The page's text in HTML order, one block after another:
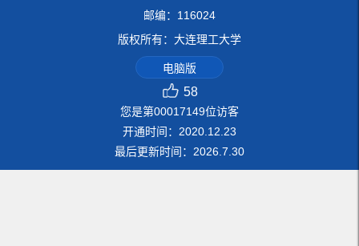
邮编：116024
版权所有：大连理工大学
电脑版
58
您是第00017149位访客
开通时间： 2020 12 23
最后更新时间： 2026 7 30